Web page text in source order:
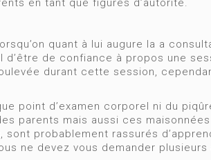
en tant que figures d’autorité.
quant à lui augure la a
de confiance à propos une
durant cette session,
point d’examen corporel ni du
parents mais aussi ces
probablement rassurés
ne devez vous demander